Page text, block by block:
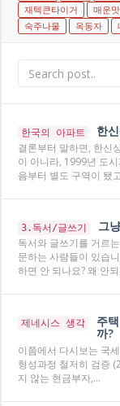
재텍큰타이거
매운
숙주나물
옥동자
한국의 아파트 한
결론부터 말하면, 한신
이 아니라, 1999년 도시
음부터 별도 구역이 됐
3.독서/글쓰기 그
독서와 글쓰기를 거르
문하는 사람들이 있습
하면 안 되나요? 왜 안
제네시스 생각 주
까?
이쯤에서 다시보는 국
형성과정 철저히 검증
지 않는 현금부자,…